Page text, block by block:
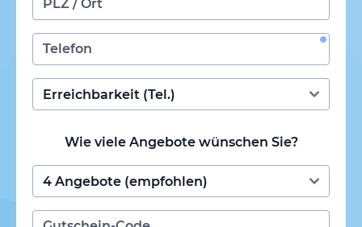
Wie viele Angebote wünschen Sie?